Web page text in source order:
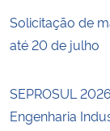
Solicitação de
até 20 de julho
SEPROSUL
Engenharia